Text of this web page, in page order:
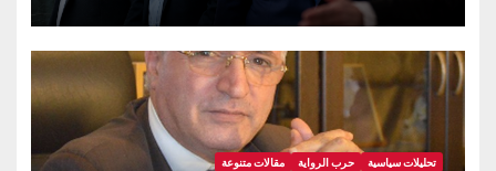
تحليلات سياسية حرب الرواية مقالات متنوعة